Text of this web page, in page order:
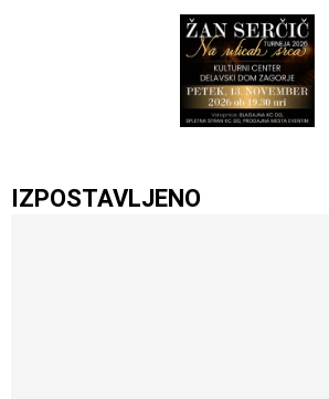
IZPOSTAVLJENO